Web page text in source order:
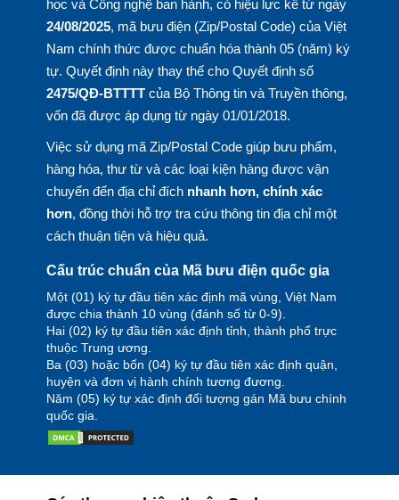
học và Công nghệ ban hành, có hiệu lực kể từ ngày
24/08/2025, mã bưu điện (Zip/Postal Code) của Việt
Nam chính thức được chuẩn hóa thành 05 (năm) ký
tự. Quyết định này thay thế cho Quyết định số
2475/QĐ-BTTTTcủa Bộ Thông tin và Truyền thông,
vốn đã được áp dụng từ ngày 01/01/2018.
Việc sử dụng mã Zip/Postal Code giúp bưu phẩm,
hàng hóa, thư từ và các loại kiện hàng được vận
chuyển đến địa chỉ đích nhanh hơn, chính xác
hơn, đồng thời hỗ trợ tra cứu thông tin địa chỉ một
cách thuận tiện và hiệu quả.
Cấu trúc chuẩn của Mã bưu điện quốc gia
Một (01) ký tự đầu tiên xác định mã vùng, Việt Nam
được chia thành 10 vùng (đánh số từ 0-9).
Hai (02) ký tự đầu tiên xác định tỉnh, thành phố trực
thuộc Trung ương.
Ba (03) hoặc bốn (04) ký tự đầu tiên xác định quận,
huyện và đơn vị hành chính tương đương.
Năm (05) ký tự xác định đối tượng gán Mã bưu chính
quốc gia.